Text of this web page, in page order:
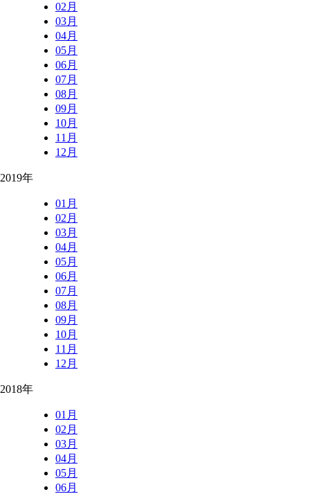
02月
03月
04月
05月
06月
07月
08月
09月
10月
11月
12月
2019年
01月
02月
03月
04月
05月
06月
07月
08月
09月
10月
11月
12月
2018年
01月
02月
03月
04月
05月
06月